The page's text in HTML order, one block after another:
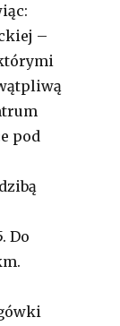
–
pod
Do